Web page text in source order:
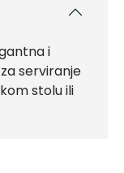
i
serviranje
stolu ili